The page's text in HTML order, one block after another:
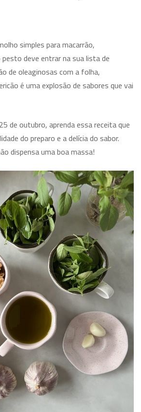
simples para macarrão,
deve entrar na sua lista de
de oleaginosas com a folha,
é uma explosão de sabores que vai
de outubro, aprenda essa receita que
do preparo e a delícia do sabor.
dispensa uma boa massa!